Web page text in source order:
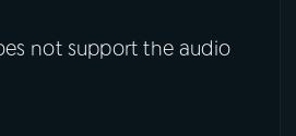
not support the audio